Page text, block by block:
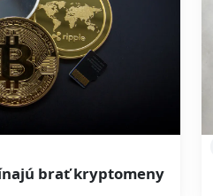
brať kryptomeny